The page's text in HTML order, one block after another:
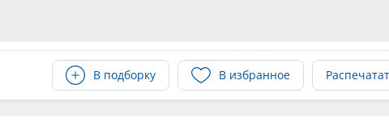
В подборку В избранное